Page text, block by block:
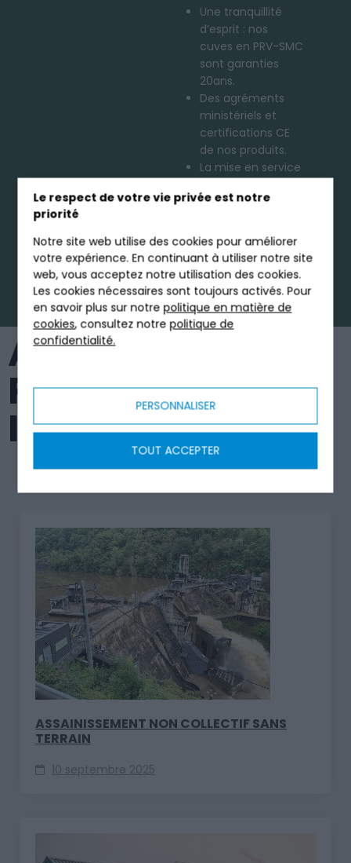
Le respect de votre vie privée est notre
priorité
Notre site web utilise des cookies pour améliorer
votre expérience. En continuant à utiliser notre site
web, vous acceptez notre utilisation des cookies.
Les cookies nécessaires sont toujours activés. Pour
en savoir plus sur notrepolitique en matière de
cookies, consultez notrepolitique de
confidentialité.
PERSONNALISER
TOUT ACCEPTER
Une tranquillité
d’esprit : nos
cuves en PRV-SMC
sont garanties
20ans.
Des agréments
ministériels et
certifications CE
de nos produits.
La mise en service
Tricel (ou
Un SAV et des
contrats
d’entretien.
ARTICLES
POUVANT VOUS
INTERESSER
Assainissement
ASSAINISSEMENT NON COLLECTIF SANS
TERRAIN
10 septembre 2025